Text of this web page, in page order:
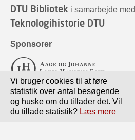
DTU Bibliotek i samarbejde med
Teknologihistorie DTU
Sponsorer
Vi bruger cookies til at føre
statistik over antal besøgende
og huske om du tillader det. Vil
du tillade statistik? Læs mere